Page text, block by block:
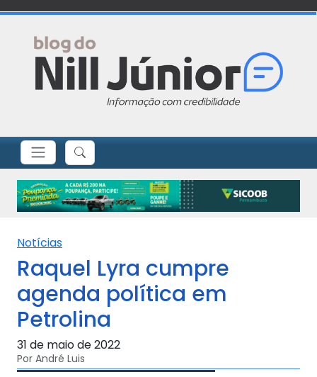
Notícias
Raquel Lyra cumpre
agenda política em
Petrolina
31 de maio de 2022
Por André Luis